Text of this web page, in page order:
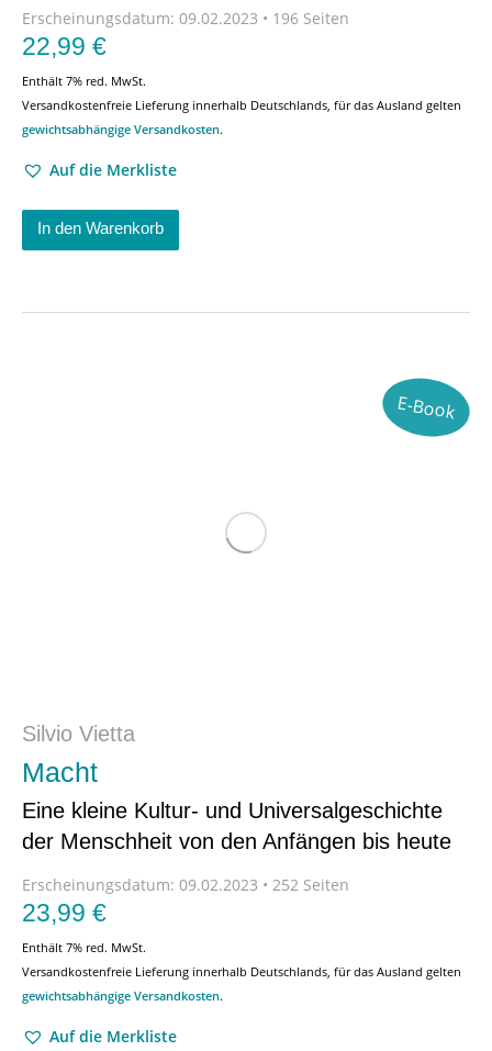
Erscheinungsdatum: 09.02.2023 • 196 Seiten
22,99 €
Enthält 7% red. MwSt.
Versandkostenfreie Lieferung innerhalb Deutschlands, für das Ausland gelten
gewichtsabhängige Versandkosten.
Auf die Merkliste
In den Warenkorb
E-Book
Silvio Vietta
Macht
Eine kleine Kultur- und Universalgeschichte
der Menschheit von den Anfängen bis heute
Erscheinungsdatum: 09.02.2023 • 252 Seiten
23,99 €
Enthält 7% red. MwSt.
Versandkostenfreie Lieferung innerhalb Deutschlands, für das Ausland gelten
gewichtsabhängige Versandkosten.
Auf die Merkliste